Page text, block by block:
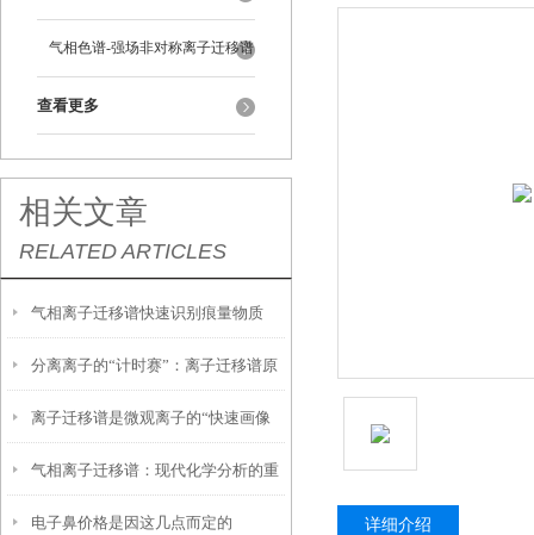
气相色谱-强场非对称离子迁移谱
查看更多
相关文章
RELATED ARTICLES
气相离子迁移谱快速识别痕量物质
的“嗅觉雷达”
分离离子的“计时赛”：离子迁移谱原
理探秘
离子迁移谱是微观离子的“快速画像
师”——解析工作原理与优势
气相离子迁移谱：现代化学分析的重
要工具
电子鼻价格是因这几点而定的 详细介绍